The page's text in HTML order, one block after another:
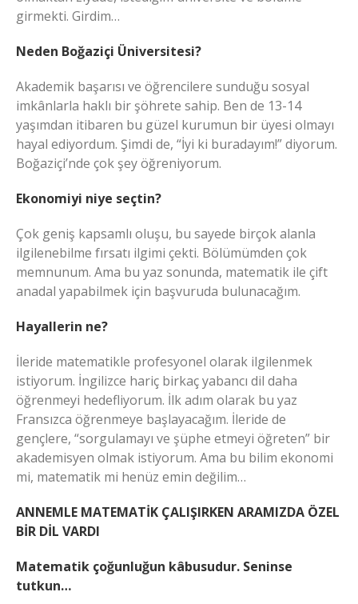
girmekti. Girdim…
Neden Boğaziçi Üniversitesi?
Akademik başarısı ve öğrencilere sunduğu sosyal
imkânlarla haklı bir şöhrete sahip. Ben de 13-14
yaşımdan itibaren bu güzel kurumun bir üyesi olmayı
hayal ediyordum. Şimdi de, “İyi ki buradayım!” diyorum.
Boğaziçi’nde çok şey öğreniyorum.
Ekonomiyi niye seçtin?
Çok geniş kapsamlı oluşu, bu sayede birçok alanla
ilgilenebilme fırsatı ilgimi çekti. Bölümümden çok
memnunum. Ama bu yaz sonunda, matematik ile çift
anadal yapabilmek için başvuruda bulunacağım.
Hayallerin ne?
İleride matematikle profesyonel olarak ilgilenmek
istiyorum. İngilizce hariç birkaç yabancı dil daha
öğrenmeyi hedefliyorum. İlk adım olarak bu yaz
Fransızca öğrenmeye başlayacağım. İleride de
gençlere, “sorgulamayı ve şüphe etmeyi öğreten” bir
akademisyen olmak istiyorum. Ama bu bilim ekonomi
mi, matematik mi henüz emin değilim…
ANNEMLE MATEMATİK ÇALIŞIRKEN ARAMIZDA ÖZEL
BİR DİL VARDI
Matematik çoğunluğun kâbusudur. Seninse
tutkun…